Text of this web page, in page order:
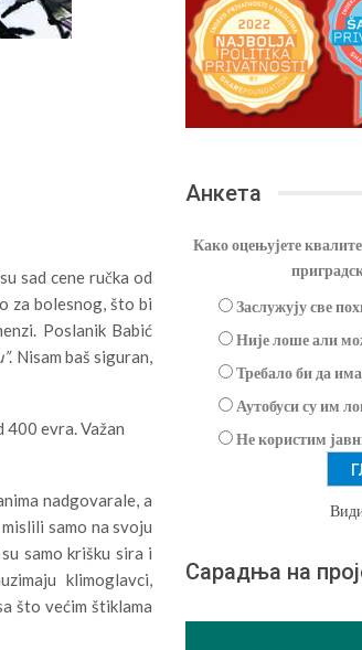
sad cene ručka od
za bolesnog, što bi
Poslanik Babić
. Nisam baš siguran,
400 evra. Važan
nadgovarale, a
samo na svoju
samo krišku sira i
klimoglavci,
što većim štiklama
Анкета
Како оцењујете
Заслужују све
Није лоше али
Требало би да
Аутобуси су им
Не користим
Сарадња на